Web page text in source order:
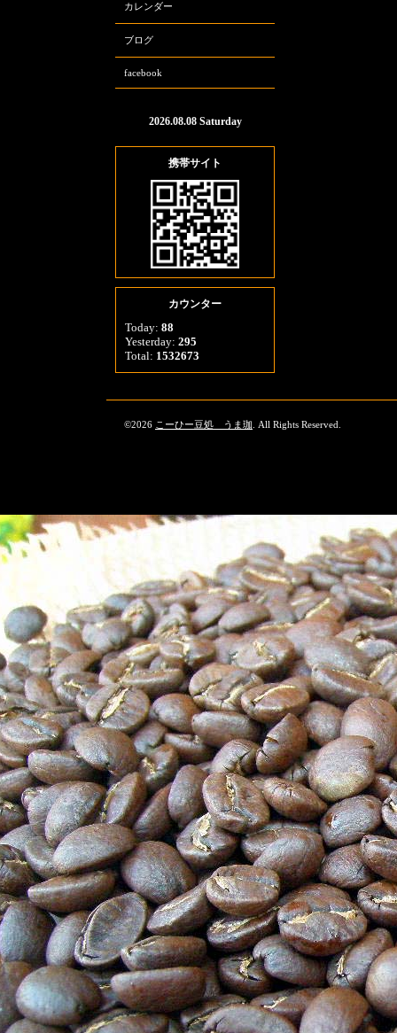
カレンダー
ブログ
facebook
2026.08.08 Saturday
携帯サイト
カウンター
Today: 88
Yesterday: 295
Total: 1532673
©2026 こーひー豆処 うま珈 . All Rights Reserved.